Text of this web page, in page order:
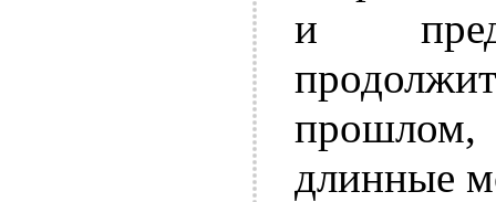
и
длинные